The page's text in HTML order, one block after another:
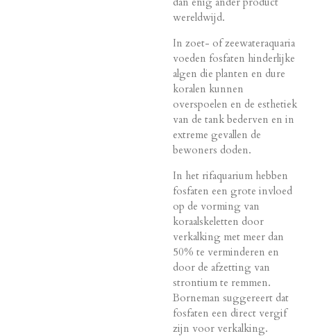
wereldwijd.
In zoet- of zeewateraquaria
voeden fosfaten hinderlijke
algen die planten en dure
koralen kunnen
overspoelen en de esthetiek
van de tank bederven en in
extreme gevallen de
bewoners doden.
In het rifaquarium hebben
fosfaten een grote invloed
op de vorming van
koraalskeletten door
verkalking met meer dan
50% te verminderen en
door de afzetting van
strontium te remmen.
Borneman suggereert dat
fosfaten een direct vergif
zijn voor verkalking.